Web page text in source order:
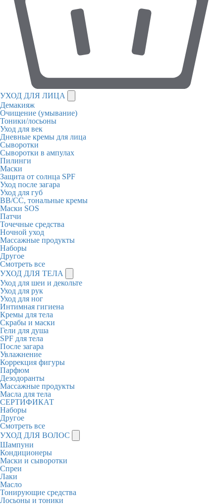
УХОД ДЛЯ ЛИЦА
Демакияж
Очищение (умывание)
Тоники/лосьоны
Уход для век
Дневные кремы для лица
Сыворотки
Сыворотки в ампулах
Пилинги
Маски
Защита от солнца SPF
Уход после загара
Уход для губ
BB/CC, тональные кремы
Маски SOS
Патчи
Точечные средства
Ночной уход
Массажные продукты
Наборы
Другое
Смотреть все
УХОД ДЛЯ ТЕЛА
Уход для шеи и декольте
Уход для рук
Уход для ног
Интимная гигиена
Кремы для тела
Скрабы и маски
Гели для душа
SPF для тела
После загара
Увлажнение
Коррекция фигуры
Парфюм
Дезодоранты
Массажные продукты
Масла для тела
СЕРТИФИКАТ
Наборы
Другое
Смотреть все
УХОД ДЛЯ ВОЛОС
Шампуни
Кондиционеры
Маски и сыворотки
Спреи
Лаки
Масло
Тонирующие средства
Лосьоны и тоники